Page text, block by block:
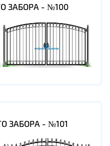
ЗАБОРА - №100
ЗАБОРА - №101